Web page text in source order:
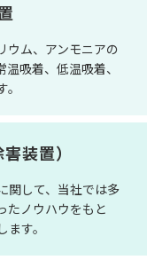
ウム、アンモニアの
吸着、低温吸着、
装置）
関して、当社では多
たノウハウをもと
す。